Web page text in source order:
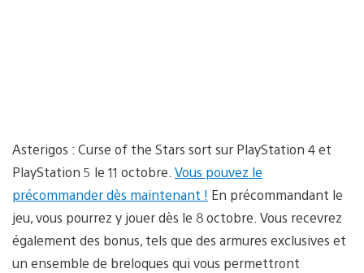
Asterigos : Curse of the Stars sort sur PlayStation 4 et
PlayStation 5 le 11 octobre. Vous pouvez le
précommander dès maintenant ! En précommandant le
jeu, vous pourrez y jouer dès le 8 octobre. Vous recevrez
également des bonus, tels que des armures exclusives et
un ensemble de breloques qui vous permettront